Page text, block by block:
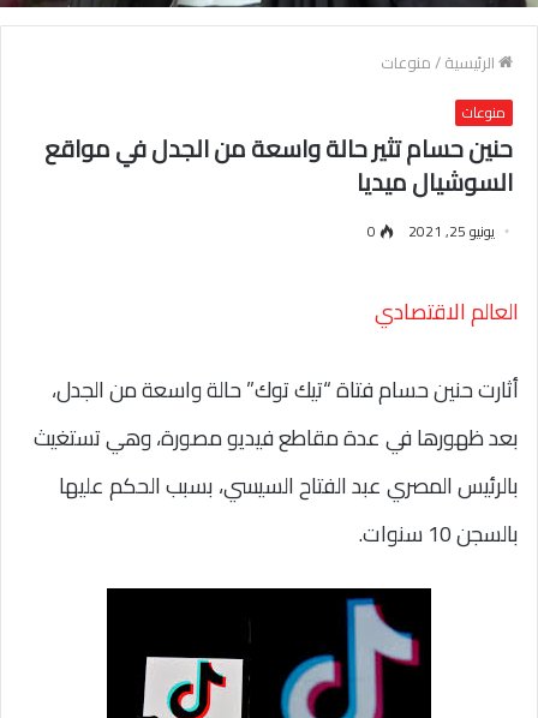
الرئيسية/منوعات
منوعات
حنين حسام تثير حالة واسعة من الجدل في مواقع
السوشيال ميديا
يونيو 25, 2021 0
العالم الاقتصادي
أثارت حنين حسام فتاة “تيك توك” حالة واسعة من الجدل،
بعد ظهورها في عدة مقاطع فيديو مصورة، وهي تستغيث
بالرئيس المصري عبد الفتاح السيسي، بسبب الحكم عليها
بالسجن 10 سنوات.